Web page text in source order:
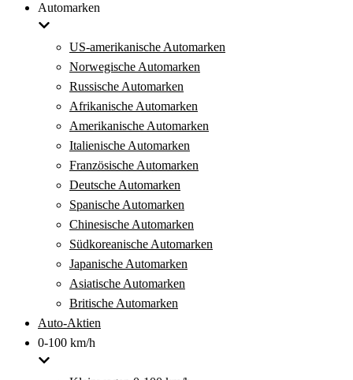
Automarken
US-amerikanische Automarken
Norwegische Automarken
Russische Automarken
Afrikanische Automarken
Amerikanische Automarken
Italienische Automarken
Französische Automarken
Deutsche Automarken
Spanische Automarken
Chinesische Automarken
Südkoreanische Automarken
Japanische Automarken
Asiatische Automarken
Britische Automarken
Auto-Aktien
0-100 km/h